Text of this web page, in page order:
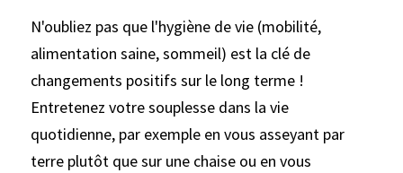
N'oubliez pas que l'hygiène de vie (mobilité,
alimentation saine, sommeil) est la clé de
changements positifs sur le long terme !
Entretenez votre souplesse dans la vie
quotidienne, par exemple en vous asseyant par
terre plutôt que sur une chaise ou en vous